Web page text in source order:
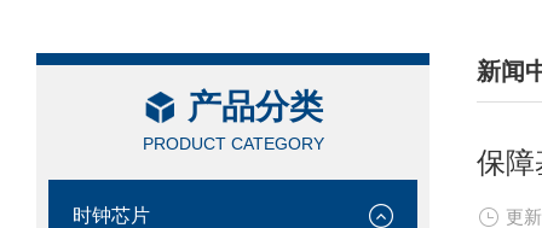
产品分类
PRODUCT CATEGORY
时钟芯片
新闻
/
保障
更